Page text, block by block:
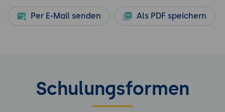
Per E-Mail senden Als PDF speichern
Schulungsformen